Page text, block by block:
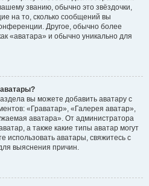
званию, обычно это звёздочки,
на то, сколько сообщений вы
Другое, обычно более
«аватара» и обычно уникально для
вы можете добавить аватару с
«Граватар», «Галерея аватар»,
аватара». От администратора
а также какие типы аватар могут
использовать аватары, свяжитесь с
выяснения причин.